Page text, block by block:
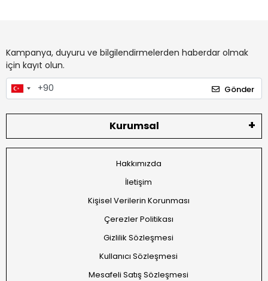
Kampanya, duyuru ve bilgilendirmelerden haberdar olmak
için kayıt olun.
Gönder
Kurumsal
Hakkımızda
İletişim
Kişisel Verilerin Korunması
Çerezler Politikası
Gizlilik Sözleşmesi
Kullanıcı Sözleşmesi
Mesafeli Satış Sözleşmesi